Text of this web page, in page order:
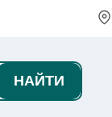
НАЙТИ